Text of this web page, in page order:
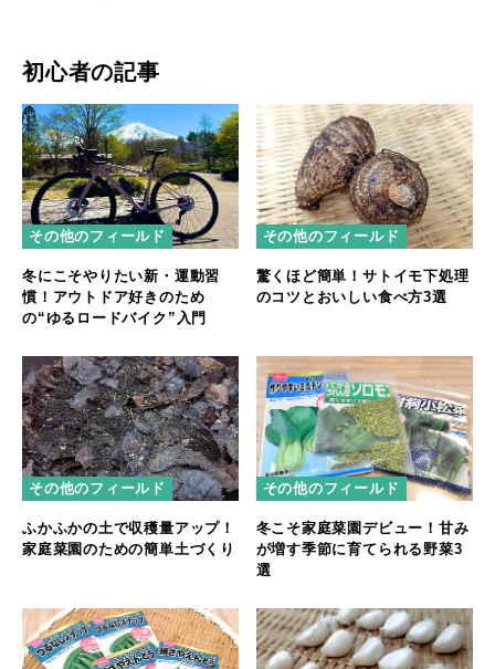
初心者の記事
その他のフィールド
冬にこそやりたい新・運動習
慣！アウトドア好きのため
の“ゆるロードバイク”入門
その他のフィールド
驚くほど簡単！サトイモ下処理
のコツとおいしい食べ方3選
その他のフィールド
ふかふかの土で収穫量アップ！
家庭菜園のための簡単土づくり
その他のフィールド
冬こそ家庭菜園デビュー！甘み
が増す季節に育てられる野菜3
選